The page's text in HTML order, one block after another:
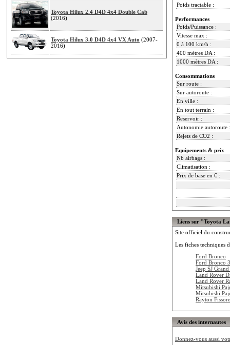
Toyota Hilux 2.4 D4D 4x4 Double Cab
(2016)
Toyota Hilux 3.0 D4D 4x4 VX Auto (2007-
2016)
Poids tractable :
Performances
Poids/Puissance :
Vitesse max :
0 à 100 km/h :
400 mètres DA :
1000 mètres DA :
Consommations
Sur route :
Sur autoroute :
En ville :
En tout terrain :
Reservoir :
Autonomie autoroute :
Rejets de CO2 :
Equipements & prix
Nb airbags :
Climatisation :
Prix de base en € :
Liens sur "Toyota
Site officiel du
Les fiches techniques
Ford Bronco
Ford Bronco
Jeep SJ
Land Rover
Land Rover
Mitsubishi
Mitsubishi
Rayton
Avis des internautes
Donnez-vous aussi